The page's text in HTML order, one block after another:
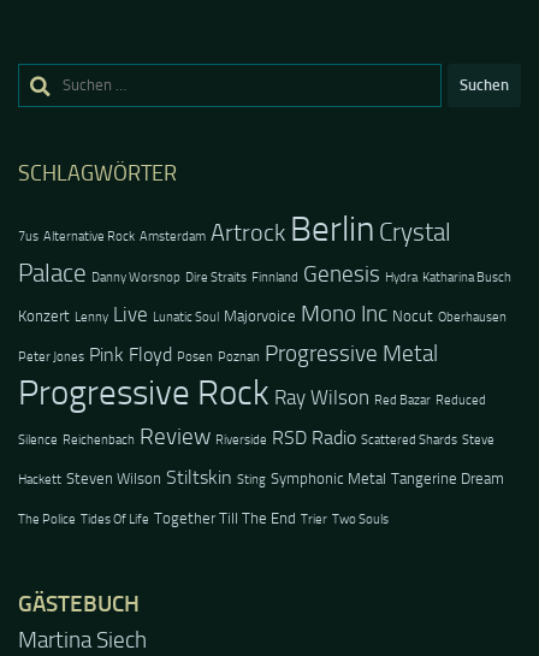
Suchen
SCHLAGWÖRTER
7us Alternative Rock Amsterdam Artrock Berlin Crystal
Palace Danny Worsnop Dire Straits Finnland Genesis Hydra Katharina Busch
Konzert Lenny Live Lunatic Soul Majorvoice Mono Inc Nocut Oberhausen
Peter Jones Pink Floyd Posen Poznan Progressive Metal
Progressive Rock Ray Wilson Red Bazar Reduced
Silence Reichenbach Review Riverside RSD Radio Scattered Shards Steve
Hackett Steven Wilson Stiltskin Sting Symphonic Metal Tangerine Dream
The Police Tides Of Life Together Till The End Trier Two Souls
GÄSTEBUCH
Jacel